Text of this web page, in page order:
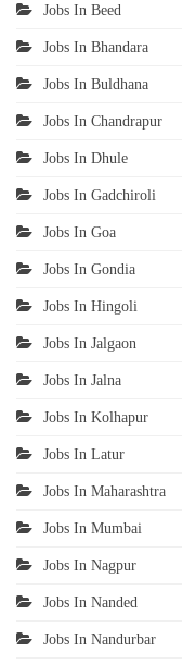
Jobs In Beed
Jobs In Bhandara
Jobs In Buldhana
Jobs In Chandrapur
Jobs In Dhule
Jobs In Gadchiroli
Jobs In Goa
Jobs In Gondia
Jobs In Hingoli
Jobs In Jalgaon
Jobs In Jalna
Jobs In Kolhapur
Jobs In Latur
Jobs In Maharashtra
Jobs In Mumbai
Jobs In Nagpur
Jobs In Nanded
Jobs In Nandurbar